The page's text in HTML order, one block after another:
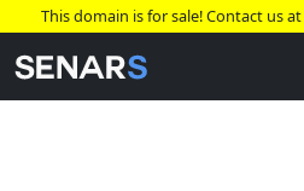
This domain is for sale! Contact us at